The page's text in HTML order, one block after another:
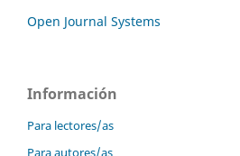
Open Journal Systems
Información
Para lectores/as
Para autores/as